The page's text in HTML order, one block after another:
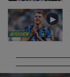
INTERVIEW
►